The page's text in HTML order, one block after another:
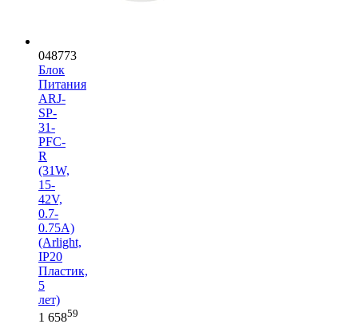
048773
Блок
Питания
ARJ-
SP-
31-
PFC-
R
(31W,
15-
42V,
0.7-
0.75A)
(Arlight,
IP20
Пластик,
5
лет)
1 65859